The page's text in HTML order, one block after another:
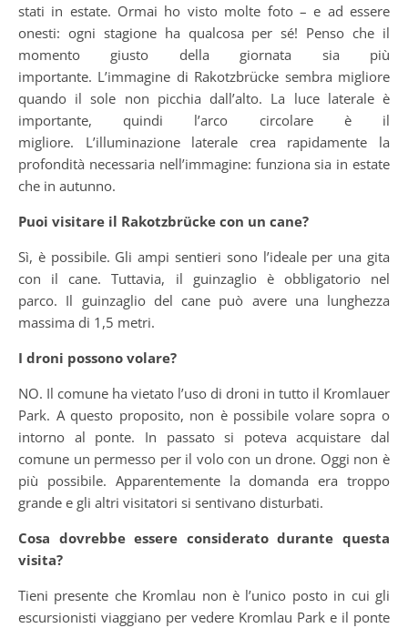
stati in estate. Ormai ho visto molte foto – e ad essere
onesti: ogni stagione ha qualcosa per sé! Penso che il
momento giusto della giornata sia più
importante. L’immagine di Rakotzbrücke sembra migliore
quando il sole non picchia dall’alto. La luce laterale è
importante, quindi l’arco circolare è il
migliore. L’illuminazione laterale crea rapidamente la
profondità necessaria nell’immagine: funziona sia in estate
che in autunno.
Puoi visitare il Rakotzbrücke con un cane?
Sì, è possibile. Gli ampi sentieri sono l’ideale per una gita
con il cane. Tuttavia, il guinzaglio è obbligatorio nel
parco. Il guinzaglio del cane può avere una lunghezza
massima di 1,5 metri.
I droni possono volare?
NO. Il comune ha vietato l’uso di droni in tutto il Kromlauer
Park. A questo proposito, non è possibile volare sopra o
intorno al ponte. In passato si poteva acquistare dal
comune un permesso per il volo con un drone. Oggi non è
più possibile. Apparentemente la domanda era troppo
grande e gli altri visitatori si sentivano disturbati.
Cosa dovrebbe essere considerato durante questa
visita?
Tieni presente che Kromlau non è l’unico posto in cui gli
escursionisti viaggiano per vedere Kromlau Park e il ponte